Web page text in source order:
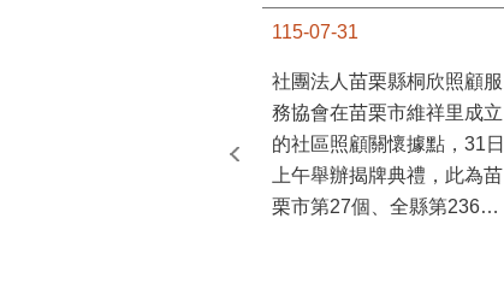
115-07-31
社團法人苗栗縣桐欣照顧服
務協會在苗栗市維祥里成立
的社區照顧關懷據點，31日
上午舉辦揭牌典禮，此為苗
栗市第27個、全縣第236處